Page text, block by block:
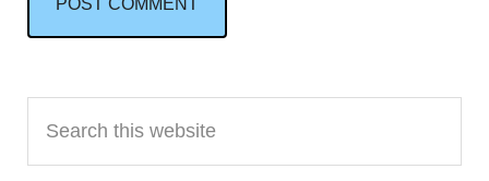
Primary
Sidebar
this
website